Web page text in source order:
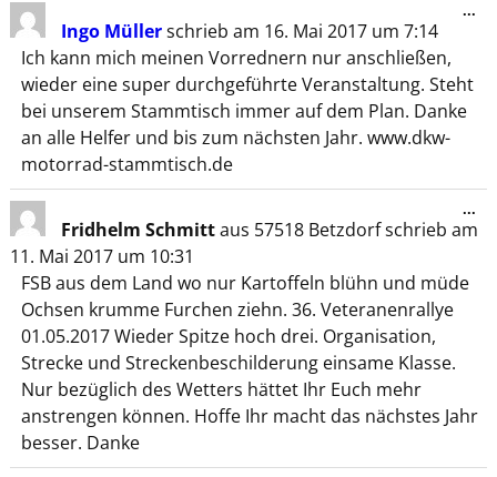
Ingo Müllerschrieb am 16. Mai 2017 um 7:14
Ich kann mich meinen Vorrednern nur anschließen,
wieder eine super durchgeführte Veranstaltung. Steht
bei unserem Stammtisch immer auf dem Plan. Danke
an alle Helfer und bis zum nächsten Jahr. www.dkw-
motorrad-stammtisch.de
...
Fridhelm Schmittaus 57518 Betzdorfschrieb am
11. Mai 2017 um 10:31
FSB aus dem Land wo nur Kartoffeln blühn und müde
Ochsen krumme Furchen ziehn. 36. Veteranenrallye
01.05.2017 Wieder Spitze hoch drei. Organisation,
Strecke und Streckenbeschilderung einsame Klasse.
Nur bezüglich des Wetters hättet Ihr Euch mehr
anstrengen können. Hoffe Ihr macht das nächstes Jahr
besser. Danke
...